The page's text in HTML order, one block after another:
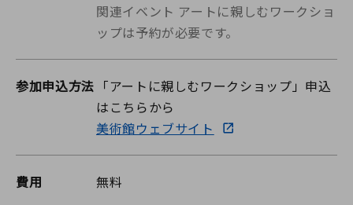
関連イベント アートに親しむワークショ
ップは予約が必要です。
参加申込方法 「アートに親しむワークショップ」申込
はこちらから
美術館ウェブサイト
費用 無料